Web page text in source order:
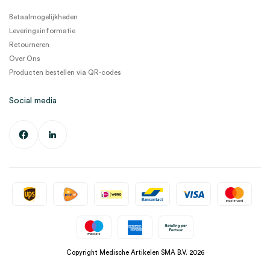
Betaalmogelijkheden
Leveringsinformatie
Retourneren
Over Ons
Producten bestellen via QR-codes
Social media
Copyright Medische Artikelen SMA B.V. 2026